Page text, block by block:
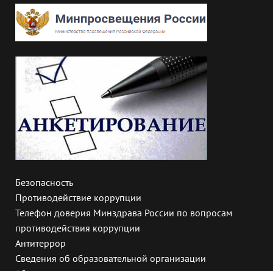
Безопасность
Противодействие коррупции
Телефон доверия Минздрава России по вопросам
противодействия коррупции
Антитеррор
Сведения об образовательной организации